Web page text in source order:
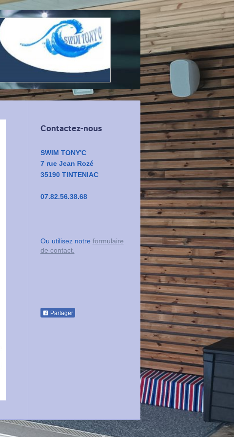
Contactez-nous
SWIM TONY'C
7 rue Jean Rozé
35190 TINTENIAC
07.82.56.38.68
Ou utilisez notre formulaire
de contact.
Partager